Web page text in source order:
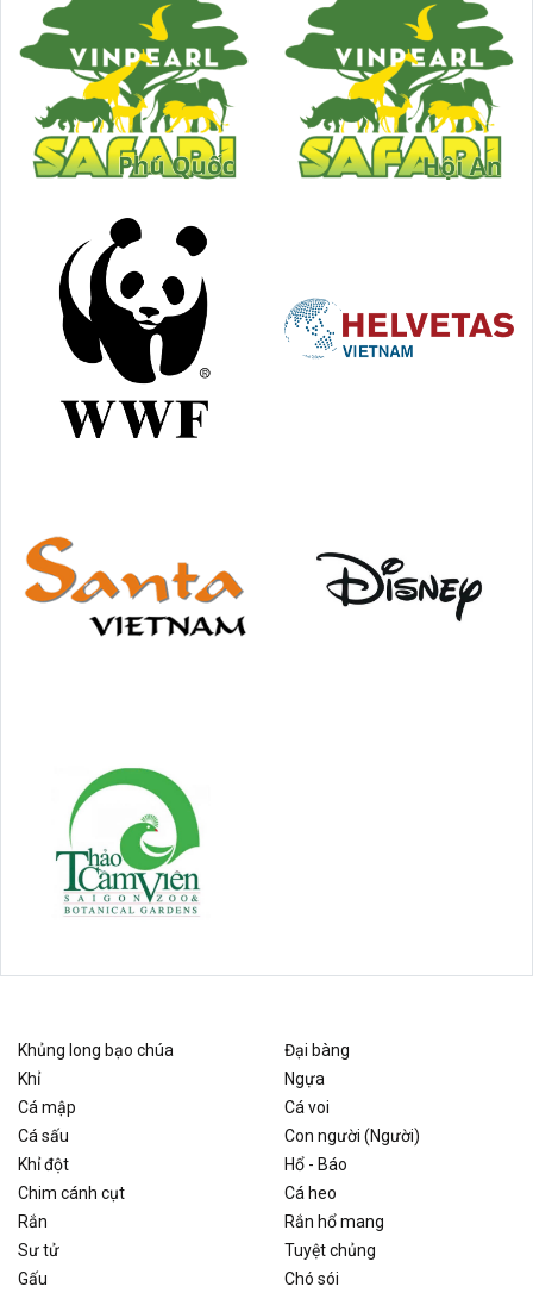
Khủng long bạo chúa
Đại bàng
Khỉ
Ngựa
Cá mập
Cá voi
Cá sấu
Con người (Người)
Khỉ đột
Hổ - Báo
Chim cánh cụt
Cá heo
Rắn
Rắn hổ mang
Sư tử
Tuyệt chủng
Gấu
Chó sói